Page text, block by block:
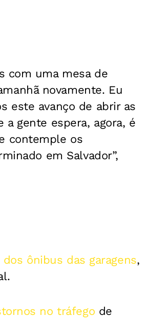
com uma mesa de
novamente. Eu
este avanço de abrir as
a gente espera, agora, é
contemple os
em Salvador”,
ônibus das garagens,
no tráfego de